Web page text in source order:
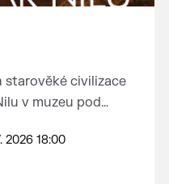
civilizace
v muzeu pod
starého Egypta,
i
2026 18:00